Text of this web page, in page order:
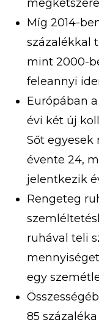
Míg 2014-
százalékkal
mint 2000-
feleannyi
Európában
évi két új
Sőt egyesek
évente 24,
jelentkezik
Rengeteg
ruhával teli
egy
85